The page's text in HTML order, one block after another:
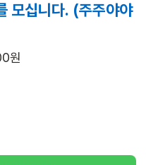
모십니다. (주주야야
원